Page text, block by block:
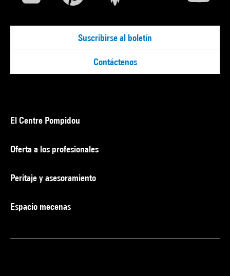
Suscribirse al boletín
Contáctenos
El Centre Pompidou
Oferta a los profesionales
Peritaje y asesoramiento
Espacio mecenas